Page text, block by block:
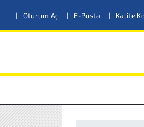
| Oturum Aç | E-Posta | Kalite